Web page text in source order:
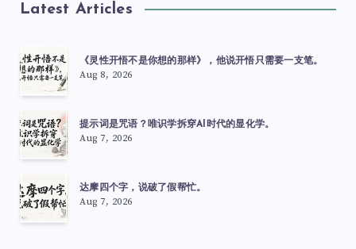
Latest Articles
《灵性开悟不是你想的那样》，他说开悟只需要一支笔。
Aug 8, 2026
提示词是咒语？唯识学拆穿AI时代的显化学。
Aug 7, 2026
达摩四个字，说破了假帮忙。
Aug 7, 2026